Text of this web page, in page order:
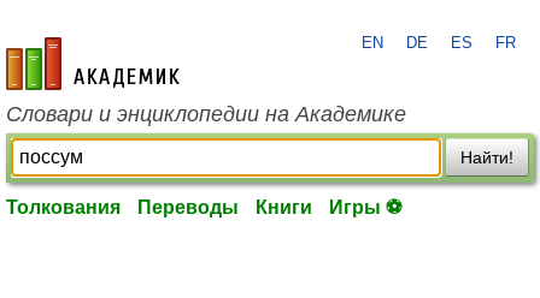
academic.ru
EN DE ES FR
Словари и энциклопедии на Академике
Найти!
Толкования Переводы Книги Игры ⚽